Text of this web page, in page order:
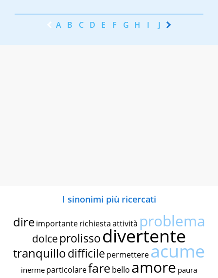
A B C D E F G H I J K
I sinonimi più ricercati
dire importante richiestaattività problema
dolce prolissodivertente
tranquillodifficile permettereacume
inerme particolarefare bello amore paura